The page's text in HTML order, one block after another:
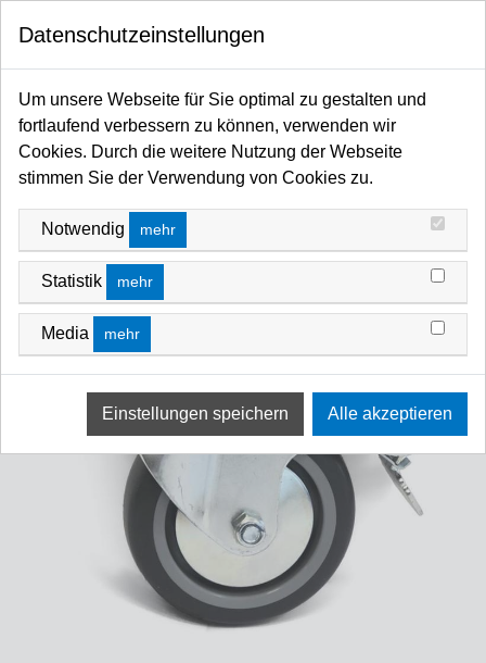
Startseite MANFROTTO SHOP Rollen für Stative
Datenschutzeinstellungen
Um unsere Webseite für Sie optimal zu gestalten und
fortlaufend verbessern zu können, verwenden wir
Cookies. Durch die weitere Nutzung der Webseite
stimmen Sie der Verwendung von Cookies zu.
Notwendig mehr
Statistik mehr
Media mehr